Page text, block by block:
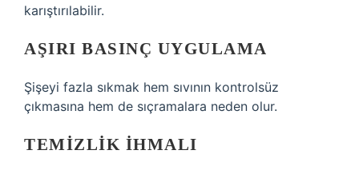
karıştırılabilir.
AŞIRI BASINÇ UYGULAMA
Şişeyi fazla sıkmak hem sıvının kontrolsüz
çıkmasına hem de sıçramalara neden olur.
TEMIZLIK İHMALI